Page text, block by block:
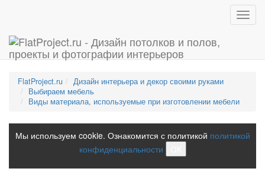
FlatProject.ru
Дизайн интерьера и декор своими руками
Выбираем мебель
Виды материала, используемые при изготовлении мебели
Мы используем cookie. Ознакомится с политикой политикой
конфиденциальности